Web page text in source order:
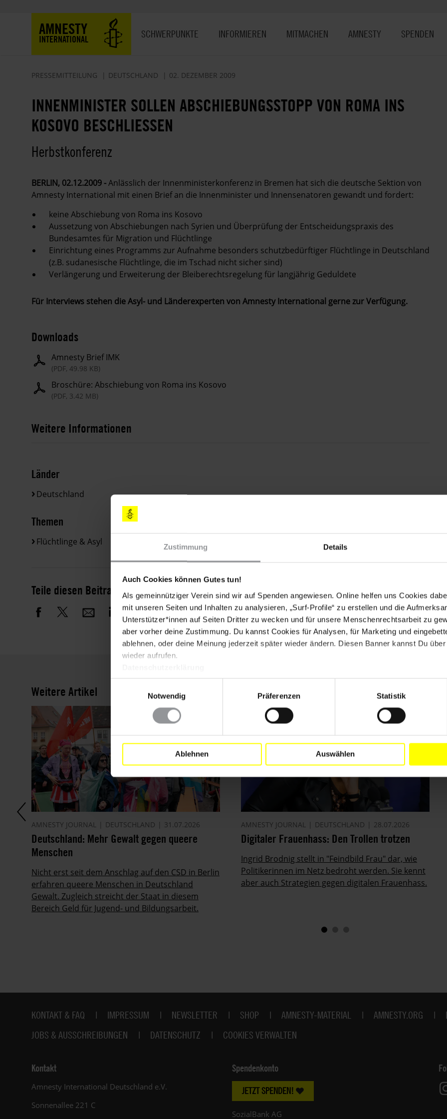
Zustimmung Details
Auch Cookies können Gutes tun!
Als gemeinnütziger Verein sind wir auf Spenden angewiesen. Online helfen uns Cookies
mit unseren Seiten und Inhalten zu analysieren, „Surf-Profile“ zu erstellen und die
Unterstützer*innen auf Seiten Dritter zu wecken und für unsere Menschenrechtsarbeit zu
aber vorher deine Zustimmung. Du kannst Cookies für Analysen, für Marketing und
ablehnen, oder deine Meinung jederzeit später wieder ändern. Diesen Banner kannst Du
wieder aufrufen.
Notwendig
Präferenzen Statistik
Ablehnen Auswählen
AMNESTY
INTERNATIONAL SCHWERPUNKTE INFORMIEREN MITMACHEN AMNESTY SPENDEN
PRESSEMITTEILUNG DEUTSCHLAND 02. DEZEMBER 2009
INNENMINISTER SOLLEN ABSCHIEBUNGSSTOPP VON ROMA INS
KOSOVO BESCHLIESSEN
Herbstkonferenz
BERLIN, 02.12.2009 -Anlässlich der Innenministerkonferenz in Bremen hat sich die deutsche Sektion von
Amnesty International mit einen Brief an die Innenminister und Innensenatoren gewandt und fordert:
keine Abschiebung von Roma ins Kosovo
Aussetzung von Abschiebungen nach Syrien und Überprüfung der Entscheidungspraxis des
Bundesamtes für Migration und Flüchtlinge
Einrichtung eines Programms zur Aufnahme besonders schutzbedürftiger Flüchtlinge in Deutschland
(z.B. sudanesische Flüchtlinge, die im Tschad nicht sicher sind)
Verlängerung und Erweiterung der Bleiberechtsregelung für langjährig Geduldete
Für Interviews stehen die Asyl- und Länderexperten von Amnesty International gerne zur Verfügung.
Downloads
Amnesty Brief IMK
(PDF, 49.98 KB)
Broschüre: Abschiebung von Roma ins Kosovo
(PDF, 3.42 MB)
Weitere Informationen
Länder
Deutschland
Themen
Flüchtlinge & Asyl
Teile diesen Beitrag
Drucken
Weitere Artikel
AMNESTY JOURNAL DEUTSCHLAND 31.07.2026
Deutschland: Mehr Gewalt gegen queere
Menschen
Nicht erst seit dem Anschlag auf den CSD in Berlin
erfahren queere Menschen in Deutschland
Gewalt. Zugleich streicht der Staat in diesem
Bereich Geld für Jugend- und Bildungsarbeit.
AMNESTY JOURNAL DEUTSCHLAND 28.07.2026
Digitaler Frauenhass: Den Trollen trotzen
Ingrid Brodnig stellt in "Feindbild Frau" dar, wie
Politikerinnen im Netz bedroht werden. Sie kennt
aber auch Strategien gegen digitalen Frauenhass.
Fußbereich
KONTAKT & FAQ IMPRESSUM NEWSLETTER SHOP AMNESTY-MATERIAL AMNESTY.ORG
JOBS & AUSSCHREIBUNGEN
DATENSCHUTZ COOKIES VERWALTEN
Kontakt
Amnesty International Deutschland e.V.
Sonnenallee 221 C
Spendenkonto
JETZT SPENDEN!
SozialBank AG